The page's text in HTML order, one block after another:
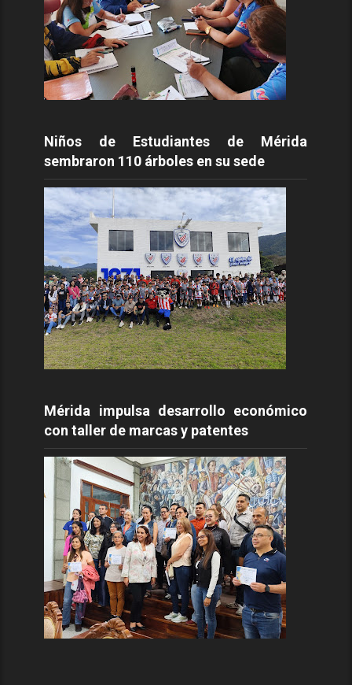
Niños de Estudiantes de Mérida
sembraron 110 árboles en su sede
Mérida impulsa desarrollo económico
con taller de marcas y patentes